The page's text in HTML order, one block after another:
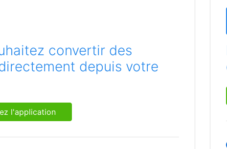
convertir des
depuis votre
l'application